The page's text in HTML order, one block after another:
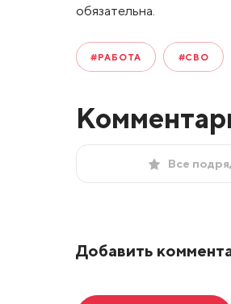
обязательна.
#РАБОТА #СВО
Все
Добавить